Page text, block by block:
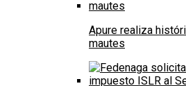
Apure realiza
mautes